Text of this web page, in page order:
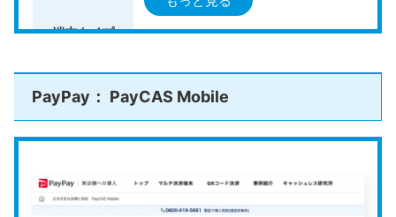
といえます。
ては、こちらの記事で詳しくまとめていま
す。併せて参考にしてください。
端末タイプ
オールインワン型（楽天ペイ ターミナル
決済手数料 2.2％〜3.24％
クレジットカード（VISA・Mastercard
PayPay： PayCAS Mobile